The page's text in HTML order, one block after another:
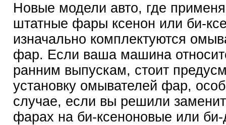
Новые модели авто, где
штатные фары ксенон или би-
изначально комплектуются
фар. Если ваша машина
ранним выпускам, стоит
установку омывателей фар,
случае, если вы решили
фарах на би-ксеноновые или